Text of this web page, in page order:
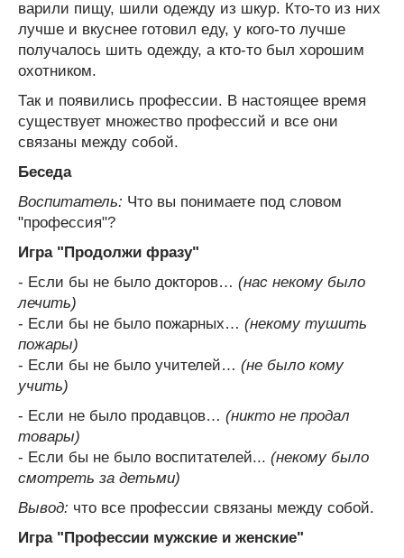
варили пищу, шили одежду из шкур. Кто-то из них
лучше и вкуснее готовил еду, у кого-то лучше
получалось шить одежду, а кто-то был хорошим
охотником.
Так и появились профессии. В настоящее время
существует множество профессий и все они
связаны между собой.
Беседа
Воспитатель: Что вы понимаете под словом
"профессия"?
Игра "Продолжи фразу"
- Если бы не было докторов… (нас некому было
лечить)
- Если бы не было пожарных… (некому тушить
пожары)
- Если бы не было учителей… (не было кому
учить)
- Если не было продавцов… (никто не продал
товары)
- Если бы не было воспитателей... (некому было
смотреть за детьми)
Вывод: что все профессии связаны между собой.
Игра "Профессии мужские и женские"